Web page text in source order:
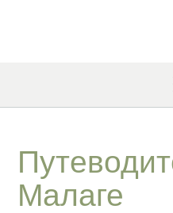
Малаге